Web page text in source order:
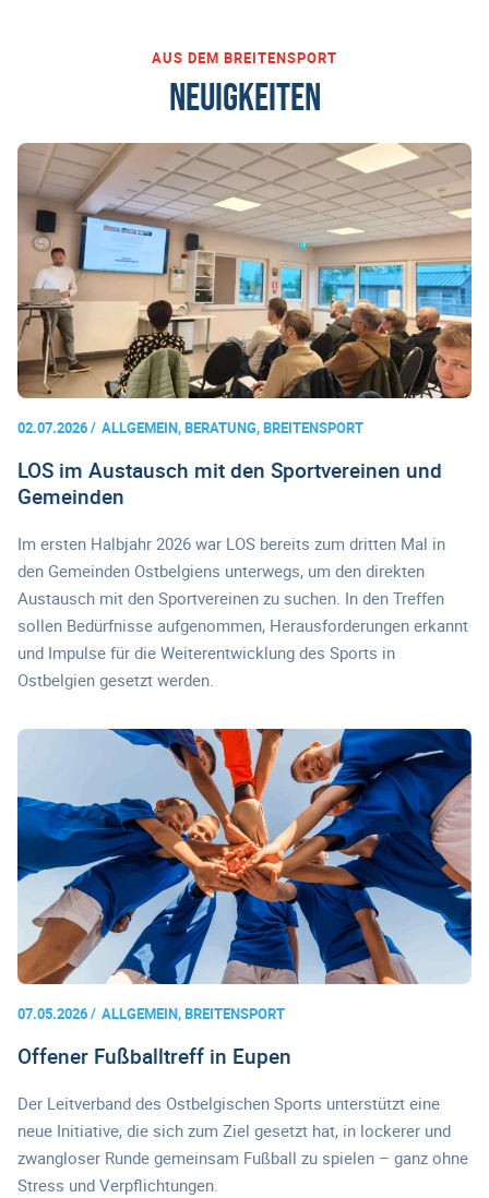
AUS DEM BREITENSPORT
NEUIGKEITEN
02.07.2026 ALLGEMEIN, BERATUNG, BREITENSPORT
LOS im Austausch mit den Sportvereinen und
Gemeinden
Im ersten Halbjahr 2026 war LOS bereits zum dritten Mal in
den Gemeinden Ostbelgiens unterwegs, um den direkten
Austausch mit den Sportvereinen zu suchen. In den Treffen
sollen Bedürfnisse aufgenommen, Herausforderungen erkannt
und Impulse für die Weiterentwicklung des Sports in
Ostbelgien gesetzt werden.
07.05.2026 ALLGEMEIN, BREITENSPORT
Offener Fußballtreff in Eupen
Der Leitverband des Ostbelgischen Sports unterstützt eine
neue Initiative, die sich zum Ziel gesetzt hat, in lockerer und
zwangloser Runde gemeinsam Fußball zu spielen – ganz ohne
Stress und Verpflichtungen.